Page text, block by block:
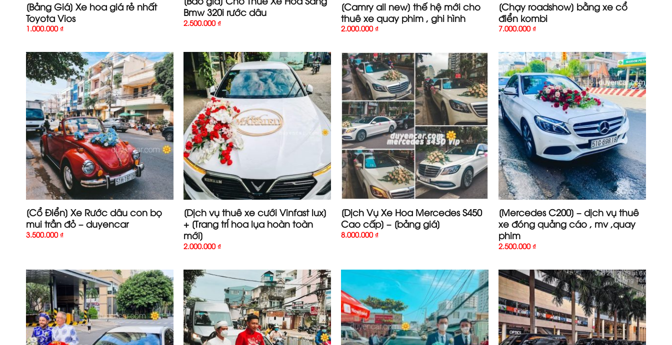
[Bảng Giá] Xe hoa giá rẻ nhất
Toyota Vios
1.000.000₫
Bmw 320i rước dâu
2.500.000₫
[Camry all new] thế hệ mới cho
thuê xe quay phim , ghi hình
2.000.000₫
[Chạy roadshow] bằng xe cổ
điển kombi
7.000.000₫
[Cổ Điển] Xe Rước dâu con bọ
mui trần đỏ – duyencar
3.500.000₫
[Dịch vụ thuê xe cưới Vinfast lux]
+ [Trang trÍ hoa lụa hoàn toàn
mới]
2.000.000₫
[Dịch Vụ Xe Hoa Mercedes S450
Cao cấp] – [bảng giá]
8.000.000₫
[Mercedes C200] – dịch vụ thuê
xe đóng quảng cáo , mv ,quay
phim
2.500.000₫